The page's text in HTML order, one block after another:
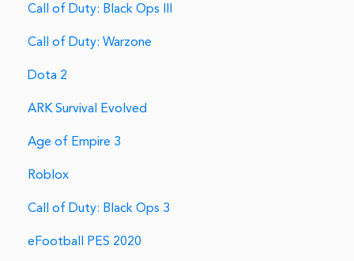
Call of Duty: Black Ops III
Call of Duty: Warzone
Dota 2
ARK Survival Evolved
Age of Empire 3
Roblox
Call of Duty: Black Ops 3
eFootball PES 2020